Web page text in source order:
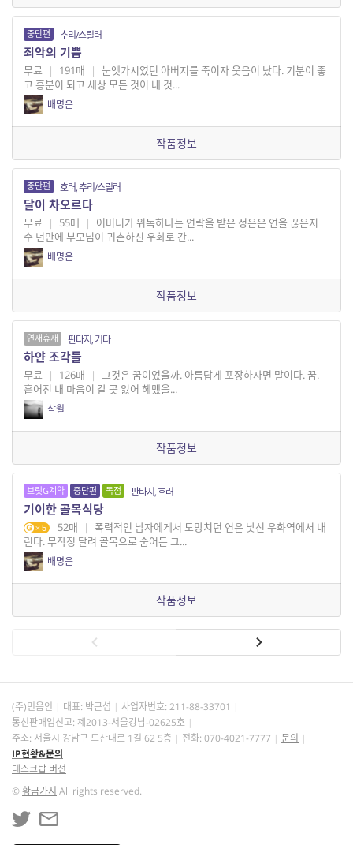
중단편 추리/스릴러
죄악의 기쁨
무료 | 191매 | 눈엣가시였던 아버지를 죽이자 웃음이 났다. 기분이 좋
고 흥분이 되고 세상 모든 것이 내 것...
배명은
작품정보
중단편 호러, 추리/스릴러
달이 차오르다
무료 | 55매 |
어머니가 위독하다는 연락을 받은 정은은 연을 끊은지
수 년만에 부모님이 귀촌하신 우화로 간...
배명은
작품정보
연재휴재 판타지, 기타
하얀 조각들
무료 | 126매 | 그것은 꿈이었을까. 아름답게 포장하자면 말이다. 꿈.
흩어진 내 마음이 갈 곳 잃어 헤맸을...
삭월
작품정보
브릿G계약 중단편 독점 판타지, 호러
기이한 골목식당
5 52매 | 폭력적인 남자에게서 도망치던 연은 낯선 우화역에서 내
린다. 무작정 달려 골목으로 숨어든 그...
배명은
작품정보
(주)민음인 대표: 박근섭 사업자번호: 211-88-33701
통신판매업신고: 제2013-서울강남-02625호
주소: 서울시 강남구 도산대로 1길 62 5층
전화: 070-4021-7777
문의
IP현황&문의
데스크탑 버전
©황금가지 All rights reserved.